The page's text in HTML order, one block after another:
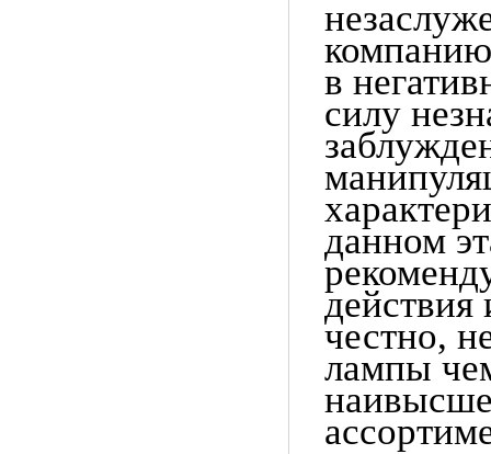
в
силу
данном
действия
честно,
лампы